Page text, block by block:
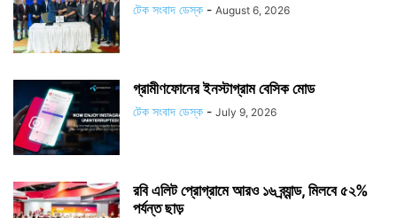
টেক সংবাদ ডেস্ক - August 6, 2026
গ্রামীণফোনের ইনস্টাগ্রাম বেসিক মোড
টেক সংবাদ ডেস্ক - July 9, 2026
রবি এলিট প্রোগ্রামে আরও ১৬ ব্র্যান্ড, মিলবে ৫২%
পর্যন্ত ছাড়